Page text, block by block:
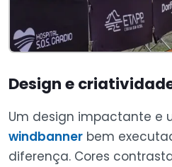
Design e
Um design impactante e
windbanner bem
diferença. Cores